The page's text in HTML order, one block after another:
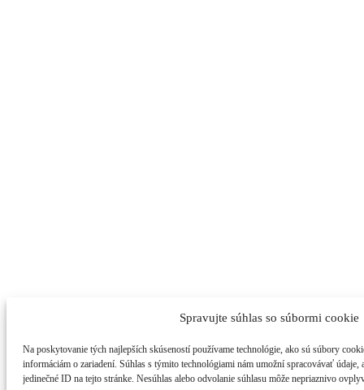
Spravujte súhlas so súbormi cookie
Na poskytovanie tých najlepších skúseností používame technológie, ako sú súbory
informáciám o zariadení. Súhlas s týmito technológiami nám umožní spracovávať údaje,
jedinečné ID na tejto stránke. Nesúhlas alebo odvolanie súhlasu môže nepriaznivo